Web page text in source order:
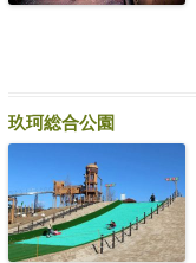
玖珂総合公園